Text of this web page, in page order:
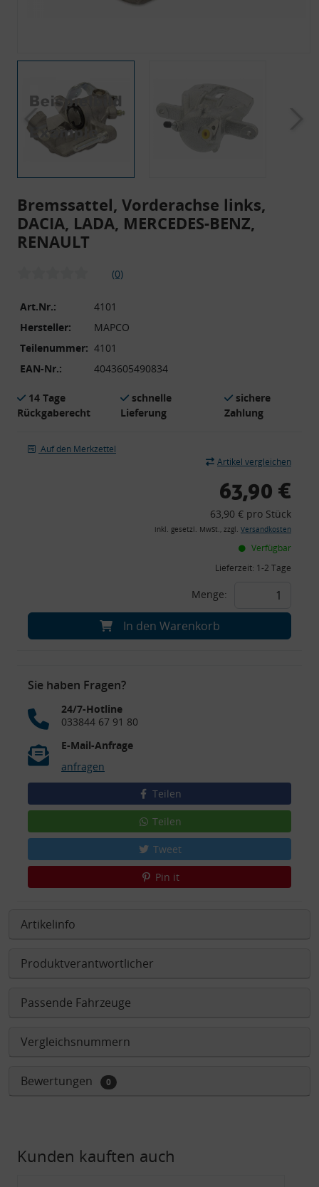
Bremssattel, Vorderachse links,
DACIA, LADA, MERCEDES-BENZ,
RENAULT
(0)
Art.Nr.:
4101
Hersteller:
MAPCO
Teilenummer: 4101
EAN-Nr.:
4043605490834
14 Tage
Rückgaberecht
schnelle
Lieferung
sichere
Zahlung
Auf den Merkzettel
Artikel vergleichen
63,90 €
63,90 € pro Stück
inkl. gesetzl. MwSt., zzgl. Versandkosten
Verfügbar
Lieferzeit: 1-2 Tage
Menge:
In den Warenkorb
Sie haben Fragen?
24/7-Hotline
033844 67 91 80
E-Mail-Anfrage
anfragen
Teilen
Teilen
Tweet
Pin it
Artikelinfo
Produktverantwortlicher
Passende Fahrzeuge
Vergleichsnummern
Bewertungen 0
Kunden kauften auch